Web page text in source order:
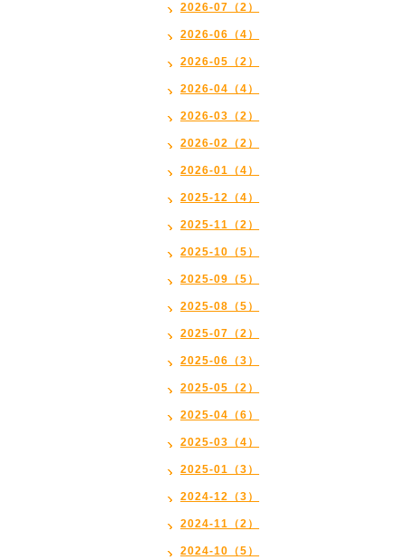
2026-07（2）
2026-06（4）
2026-05（2）
2026-04（4）
2026-03（2）
2026-02（2）
2026-01（4）
2025-12（4）
2025-11（2）
2025-10（5）
2025-09（5）
2025-08（5）
2025-07（2）
2025-06（3）
2025-05（2）
2025-04（6）
2025-03（4）
2025-01（3）
2024-12（3）
2024-11（2）
2024-10（5）